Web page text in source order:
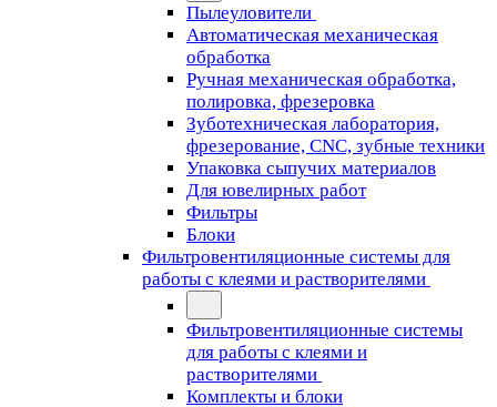
Пылеуловители
Автоматическая механическая
обработка
Ручная механическая обработка,
полировка, фрезеровка
Зуботехническая лаборатория,
фрезерование, CNC, зубные техники
Упаковка сыпучих материалов
Для ювелирных работ
Фильтры
Блоки
Фильтровентиляционные системы для
работы с клеями и растворителями
Фильтровентиляционные системы
для работы с клеями и
растворителями
Комплекты и блоки